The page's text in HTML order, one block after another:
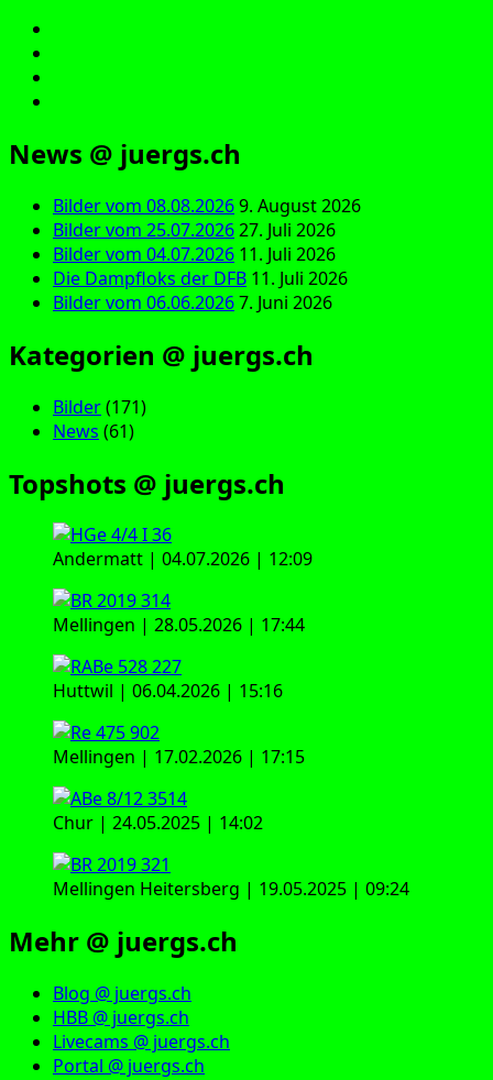
News @ juergs.ch
Bilder vom 08.08.20269. August 2026
Bilder vom 25.07.202627. Juli 2026
Bilder vom 04.07.2026 11. Juli 2026
Die Dampfloks der DFB 11. Juli 2026
Bilder vom 06.06.20267. Juni 2026
Kategorien @ juergs.ch
Bilder(171)
News (61)
Topshots @ juergs.ch
Andermatt | 04.07.2026 | 12:09
Mellingen | 28.05.2026 | 17:44
Huttwil | 06.04.2026 | 15:16
Mellingen | 17.02.2026 | 17:15
Chur | 24.05.2025 | 14:02
Mellingen Heitersberg | 19.05.2025 | 09:24
Mehr @ juergs.ch
Blog @ juergs.ch
HBB @ juergs.ch
Livecams @ juergs.ch
Portal @ juergs.ch